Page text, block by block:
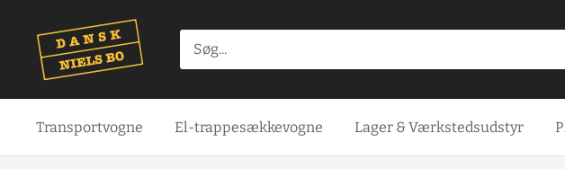
indhold
Transportvogne El-trappesækkevogne Lager & Værkstedsudstyr